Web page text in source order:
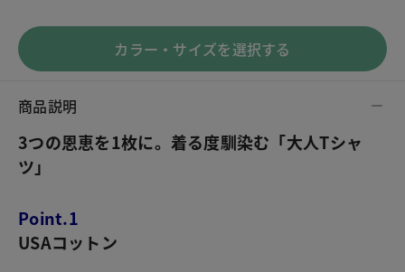
カラー・サイズを選択する
商品説明
3つの恩恵を1枚に。着る度馴染む「大人Tシャ
ツ」
Point.1
USAコットン